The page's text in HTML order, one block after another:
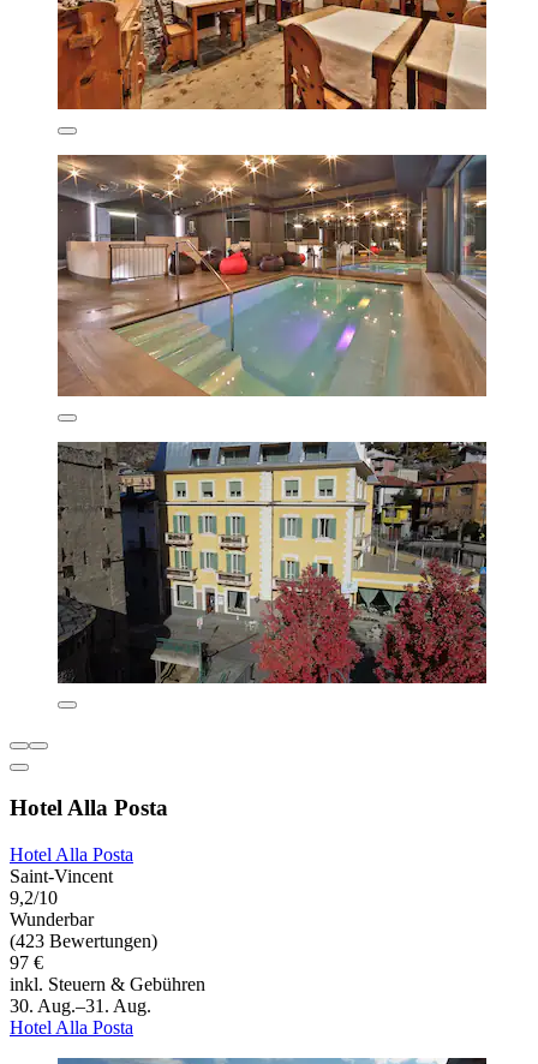
Hotel Alla Posta
Hotel Alla Posta
Saint-Vincent
9,2/10
Wunderbar
(423 Bewertungen)
97 €
inkl. Steuern & Gebühren
30. Aug.–31. Aug.
Hotel Alla Posta